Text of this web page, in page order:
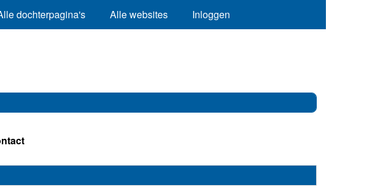
dochterpagina's Alle websites Inloggen